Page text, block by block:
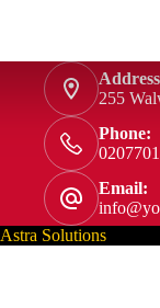
255
Phone:
Email:
Astra Solutions